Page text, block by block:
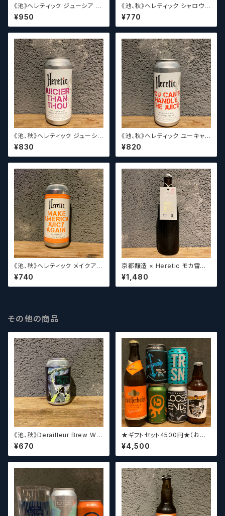
《池》ヘレティック ジューシア ザ
ン ゾウ Heretic Juicier Than
Thou【クラフトビールシザーズ】
¥950
《池、秋》ヘレティック シャロウ
グレイブ / Heretic Shallow G
rave【クラフトビールシザーズ】
¥770
《池、秋》ヘレティック ジューシア
ザン ゾウ Heretic Juicier Th
an Thou【クラフトビールシザー
ズ】
¥830
《池、秋》ヘレティック ユーキャン
トハンドルザジュース Hereti
c You Can’t Handle the Jui
ce【クラフトビールシザーズ】
¥820
《池、秋》ヘレティック メイクアメ
リカジューシーアゲイン Hereti
c Make America Juicy Agai
n【クラフトビールシザーズ】
¥740
京都醸造 × Heretic モカ雷神 /
Kyoto × Heretic MOCHA T
HUNDER【クラフトビールシザ
ーズ】
¥1,480
その他の商品
《池、秋》Derailleur Brew Wor
ks ANONYMOUS BREWH
OLIC FOUNDATION ディ
レイラブリューワークス
¥670
★ギフトセット4500円★（お好
みに合わせて5〜6本チョイスさ
せていただきます）【クラフトビー
ル】
¥4,500